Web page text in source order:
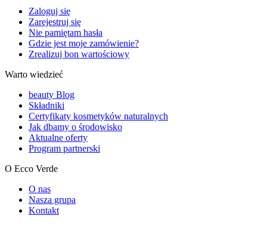
Zaloguj się
Zarejestruj się
Nie pamiętam hasła
Gdzie jest moje zamówienie?
Zrealizuj bon wartościowy
Warto wiedzieć
beauty Blog
Składniki
Certyfikaty kosmetyków naturalnych
Jak dbamy o środowisko
Aktualne oferty
Program partnerski
O Ecco Verde
O nas
Nasza grupa
Kontakt